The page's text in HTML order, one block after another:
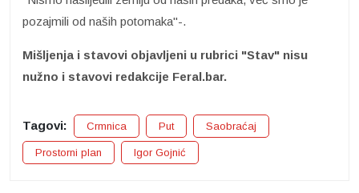
pozajmili od naših potomaka"-.
Mišljenja i stavovi objavljeni u rubrici "Stav" nisu
nužno i stavovi redakcije Feral.bar.
Tagovi: Crmnica Put Saobraćaj
Prostorni plan Igor Gojnić